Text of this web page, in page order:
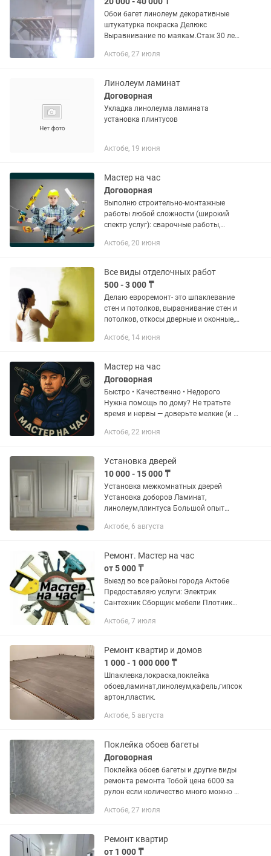
Обои багет линолеум декоративные
штукатурка покраска Делюкс
Выравнивание по маякам.Стаж 30 лет:
технологий. Работаю официально,
запросу...
Актобе, 27 июля
Линолеум ламинат
Договорная
Укладка линолеума ламината
установка плинтусов
Актобе, 19 июня
Мастер на час
Договорная
Выполню строительно-монтажные
работы любой сложности (широкий
спектр услуг): сварочные работы,
гипсакартон, кафель, натяжные
отделка,...
Актобе, 20 июня
Все виды отделочных работ
500 - 3 000 ₸
Делаю евроремонт- это шпаклевание
стен и потолков, выравнивание стен и
потолков, откосы дверные и оконные,
багетов,ламинат, кафель, установка
Актобе, 14 июня
Мастер на час
Договорная
Быстро • Качественно • Недорого
Нужна помощь по дому? Не тратьте
время и нервы — доверьте мелкие (и не
Выполняю широкий спектр работ:
Актобе, 22 июня
Установка дверей
10 000 - 15 000 ₸
Установка межкомнатных дверей
Установка доборов Ламинат,
линолеум,плинтуса Большой опыт
класса Качественно и в срок
Актобе, 6 августа
Ремонт. Мастер на час
от 5 000 ₸
Выезд во все районы города Актобе
Предоставляю услуги: Электрик
Сантехник Сборщик мебели Плотник
Покраска стен потолков батарейка
Актобе, 7 июля
Ремонт квартир и домов
1 000 - 1 000 000 ₸
Шпаклевка,покраска,поклейка
обоев,ламинат,линолеум,кафель,гипсок
артон,пластик.
Актобе, 5 августа
Поклейка обоев багеты
Договорная
Поклейка обоев багеты и другие виды
ремонта ремонта Тобой цена 6000 за
рулон если количество много можно за
Линолеум 1500 вместе с плинтусом
Актобе, 27 июля
Ремонт квартир
от 1 000 ₸